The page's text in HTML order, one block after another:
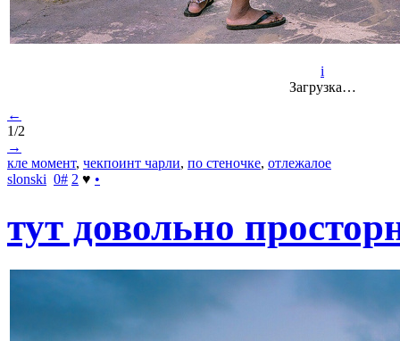
i
Загрузка…
←
1/2
→
кле момент, чекпоинт чарли, по стеночке, отлежалое
slonski 0# 2 ♥ •
тут довольно